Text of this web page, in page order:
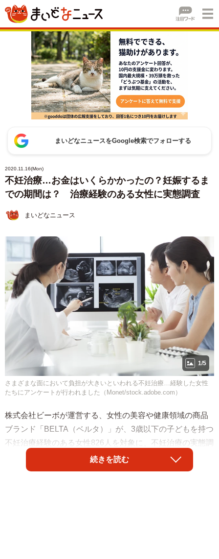
まいどなニュースをGoogle検索でフォローする
2020.11.16(Mon)
不妊治療…お金はいくらかかったの？妊娠するま
での期間は？ 治療経験のある女性に実態調査
まいどなニュース
1/5
さまざまな面において負担が大きいといわれる不妊治療…経験した女性
たちにアンケートが行われました（Monet/stock.adobe.com）
株式会社ビーボが運営する、女性の美容や健康領域の商品
ブランド「BELTA（ベルタ）」が、3歳以下の子どもを持つ
不妊治療経験のある女性826人を対象に、不妊治療の実態調
査を実施。かかった費用、妊娠するまでの期間などについ
て、このほど結果を公表しました。不妊治療には多額の費
続きを読む